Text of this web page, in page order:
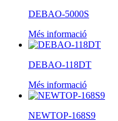
DEBAO-5000S
Més informació
DEBAO-118DT
Més informació
NEWTOP-168S9